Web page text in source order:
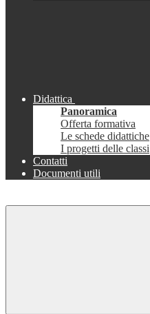
Didattica
Panoramica
Offerta formativa
Le schede didattiche
I progetti delle classi
Contatti
Documenti utili